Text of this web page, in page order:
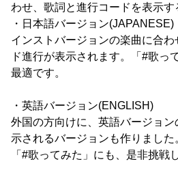
わせ、歌詞と進行コードを表示す
・日本語バージョン(JAPANESE)
インストバージョンの楽曲に合
ド進行が表示されます。「#歌っ
最適です。
・英語バージョン(ENGLISH)
外国の方向けに、英語バージョ
示されるバージョンも作りまし
「#歌ってみた」にも、是非挑戦